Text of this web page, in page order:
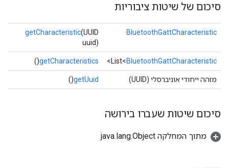
סיכום של שיטות ציבוריות
BluetoothGattCharacteristic
getCharacteristic(UUID
uuid)
List<BluetoothGattCharacteristic
>
getCharacteristics
()
מזהה ייחודי אוניברסלי (UUID) getUuid
()
סיכום שיטות שעברו בירושה
מתוך המחלקה java.lang.Object